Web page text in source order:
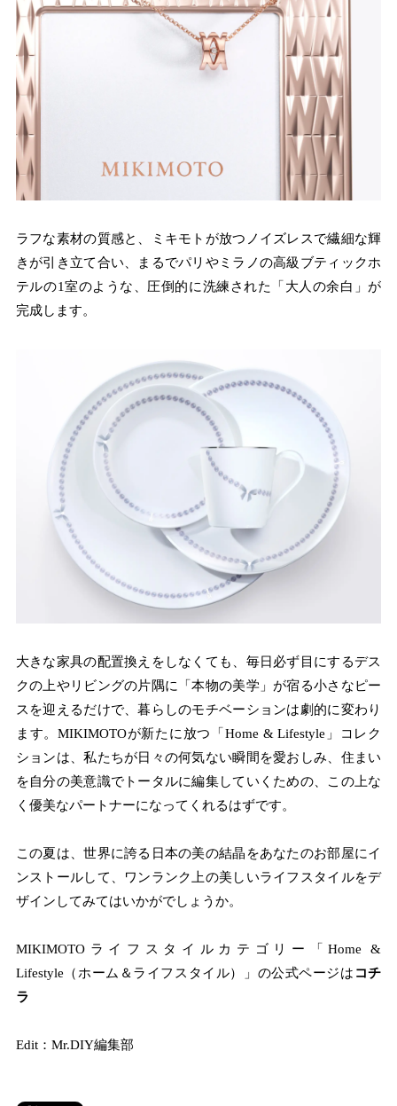
ラフな素材の質感と、ミキモトが放つノイズレスで繊細な輝
きが引き立て合い、まるでパリやミラノの高級ブティックホ
テルの1室のような、圧倒的に洗練された「大人の余白」が
完成します。
大きな家具の配置換えをしなくても、毎日必ず目にするデス
クの上やリビングの片隅に「本物の美学」が宿る小さなピー
スを迎えるだけで、暮らしのモチベーションは劇的に変わり
ます。MIKIMOTOが新たに放つ「Home & Lifestyle」コレク
ションは、私たちが日々の何気ない瞬間を愛おしみ、住まい
を自分の美意識でトータルに編集していくための、この上な
く優美なパートナーになってくれるはずです。
この夏は、世界に誇る日本の美の結晶をあなたのお部屋にイ
ンストールして、ワンランク上の美しいライフスタイルをデ
ザインしてみてはいかがでしょうか。
MIKIMOTOライフスタイルカテゴリー「Home &
Lifestyle（ホーム＆ライフスタイル）」の公式ページは コチ
ラ
Edit：Mr.DIY編集部